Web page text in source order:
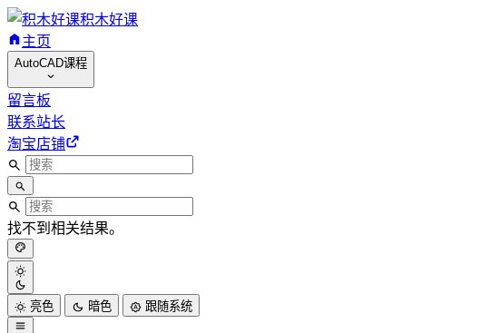
积木好课
主页
AutoCAD课程
留言板
联系站长
淘宝店铺
找不到相关结果。
亮色 暗色 跟随系统